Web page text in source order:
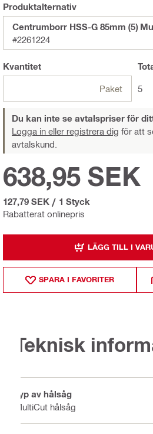
Produktalternativ
Centrumborr HSS-G 85mm (5)
#2261224
Kvantitet
Paket 5
Du kan inte se avtalspriser för
Logga in eller registrera dig för att
avtalskund.
Rabatterat onlinepris
638,95 SEK
127,79 SEK / 1 Styck
LÄGG TILL I
SPARA I FAVORITER
Teknisk
Typ av hålsåg
MultiCut hålsåg